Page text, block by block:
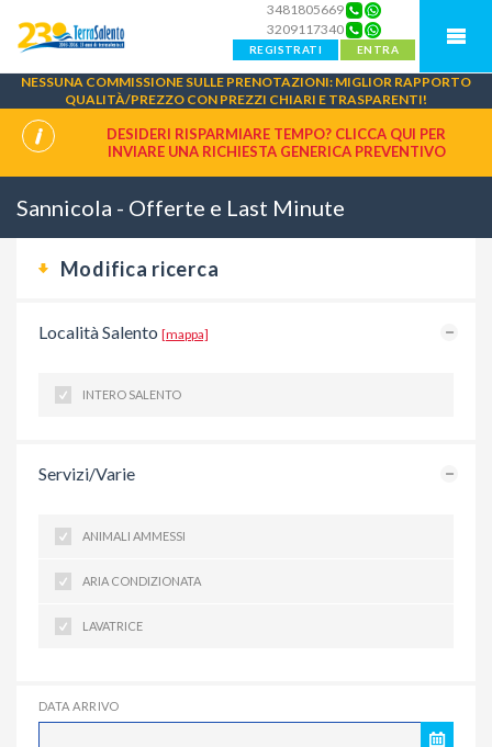
3481805669
3209117340
REGISTRATI ENTRA
NESSUNA COMMISSIONE SULLE PRENOTAZIONI: MIGLIOR RAPPORTO
QUALITÀ/PREZZO CON PREZZI CHIARI E TRASPARENTI!
DESIDERI RISPARMIARE TEMPO? CLICCA QUI PER
INVIARE UNA RICHIESTA GENERICA PREVENTIVO
Sannicola - Offerte e Last Minute
Modifica ricerca
Località Salento [mappa]
INTERO SALENTO
Servizi/Varie
ANIMALI AMMESSI
ARIA CONDIZIONATA
LAVATRICE
DATA ARRIVO